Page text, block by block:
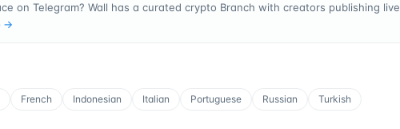
on Telegram? Wall has a curated crypto Branch with creators publishing live
→
French Indonesian Italian Portuguese Russian
Turkish